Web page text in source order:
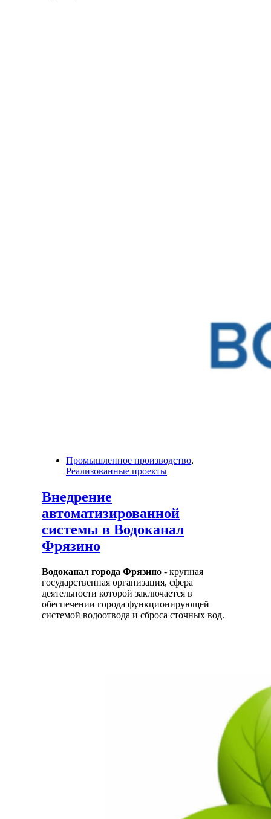
Промышленное производство,
Реализованные проекты
Внедрение
автоматизированной
системы в Водоканал
Фрязино
Водоканал города Фрязино - крупная
государственная организация, сфера
деятельности которой заключается в
обеспечении города функционирующей
системой водоотвода и сброса сточных вод.